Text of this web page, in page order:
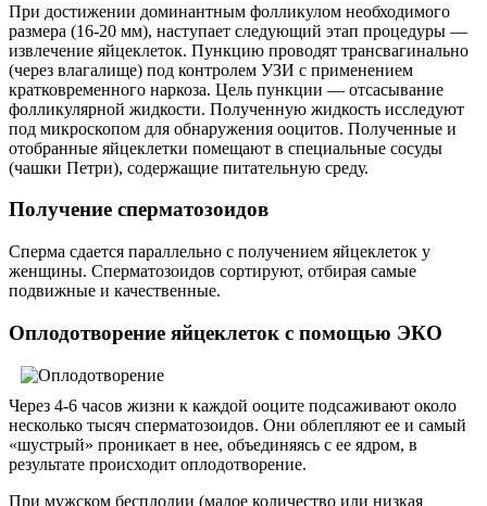
При достижении доминантным фолликулом необходимого
размера (16-20 мм), наступает следующий этап процедуры —
извлечение яйцеклеток. Пункцию проводят трансвагинально
(через влагалище) под контролем УЗИ с применением
кратковременного наркоза. Цель пункции — отсасывание
фолликулярной жидкости. Полученную жидкость исследуют
под микроскопом для обнаружения ооцитов. Полученные и
отобранные яйцеклетки помещают в специальные сосуды
(чашки Петри), содержащие питательную среду.
Получение сперматозоидов
Сперма сдается параллельно с получением яйцеклеток у
женщины. Сперматозоидов сортируют, отбирая самые
подвижные и качественные.
Оплодотворение яйцеклеток с помощью ЭКО
Через 4-6 часов жизни к каждой ооците подсаживают около
несколько тысяч сперматозоидов. Они облепляют ее и самый
«шустрый» проникает в нее, объединяясь с ее ядром, в
результате происходит оплодотворение.
При мужском бесплодии (малое количество или низкая